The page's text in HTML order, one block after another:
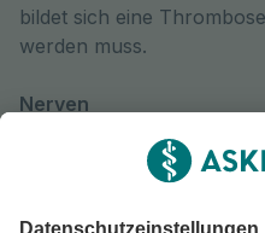
bildet sich eine
werden muss.
Nerven
Der Plexus brachialis ist
Signale vom
und Händen überträgt.
eingeengt, treten